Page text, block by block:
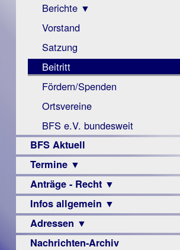
Visus
Zeitschrift
Monokular
Mac
Instagram-
Links
Berichte ▼
Archiv
Berichte
Vorstand
Satzung
Beitritt
Fördern/Spenden
Ortsvereine
BFS e.V. bundesweit
BFS Aktuell
Termine ▼
Veranstaltungsprogramme
Anträge - Recht ▼
Archiv
Urteile
Infos allgemein ▼
Sehbehinderung
Frühförderung
Adressen ▼
Augenoptiker
Nachrichten-Archiv